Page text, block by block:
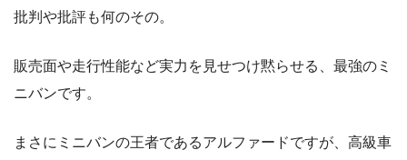
批判や批評も何のその。
販売面や走行性能など実力を見せつけ黙らせる、最強のミ
ニバンです。
まさにミニバンの王者であるアルファードですが、高級車